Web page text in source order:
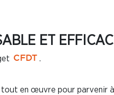
ET
CFDT
.
en œuvre pour parvenir